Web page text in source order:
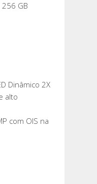
GB
Dinâmico 2X
alto
com OIS na